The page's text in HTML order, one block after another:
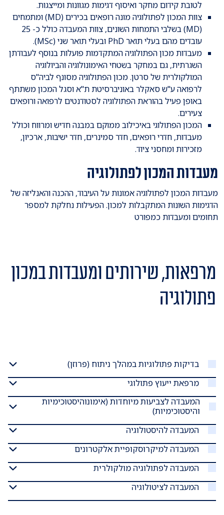
לטובת קידום מחקר ואיסוף דגימות מגוונות ומייצגות.
צוות המכון לפתולוגיה מונה רופאים בכירים (MD) ומתמחים
(MD) בשלבי התמחות השונים, צוות המעבדה כולל כ- 25
עובדים מהם בעלי תואר PhD ובעלי תואר שני (MSc).
מעבדות מכון הפתולוגיה המתקדמות פועלות בנוסף לעבודתן
השגרתית, גם במחקר בשטחי האימונולוגיה והביולוגיה
המולקולרית של סרטן. מכון הפתולוגיה מסונף לביה"ס
לרפואה ע"ש סאקלר באוניברסיטת ת"א וסגל המכון משתתף
באופן פעיל בהוראת הפתולוגיה לסטודנטים לרפואה ורופאים
צעירים.
המכון הפתולוגי באיכילוב ממוקם במבנה חדיש ומרווח וכולל
מעבדות, חדרי רופאים, חדר סמינרים, חדר ישיבות, ארכיון,
מזכירות ומחסני ציוד.
מעבדות המכון לפתולוגיה
מעבדות המכון לפתולוגיה אמונות על העיבוד, ההכנה והאנליזה של
הדגימות השונות המתקבלות למכון. הפעילות נחלקת למספר
תחומים ומעבדות כמפורט
מרפאות, שירותים ומעבדות במכון
פתולוגיה
בדיקות פתולוגיות במהלך ניתוח (פרוזן)
מרפאת ייעוץ פתולוגי
המעבדה לצביעות מיוחדות (אימונוהיסטוכימיות
והיסטוכימיות)
המעבדה להיסטולוגיה
המעבדה למיקרוסקופיית אלקטרונים
המעבדה לפתולוגיה מולקולרית
המעבדה לציטולוגיה